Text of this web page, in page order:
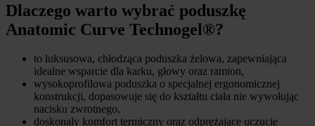
Dlaczego warto wybrać poduszkę
Anatomic Curve Technogel®?
to luksusowa, chłodząca poduszka żelowa, zapewniająca
idealne wsparcie dla karku, głowy oraz ramion,
wysokoprofilowa poduszka o specjalnej ergonomicznej
konstrukcji, dopasowuje się do kształtu ciała nie wywołując
nacisku zwrotnego,
doskonały komfort termiczny oraz odprężające uczucie